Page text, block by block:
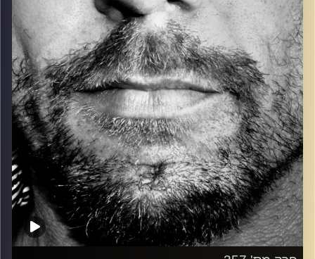
קרדיט תמונות: David Goehring